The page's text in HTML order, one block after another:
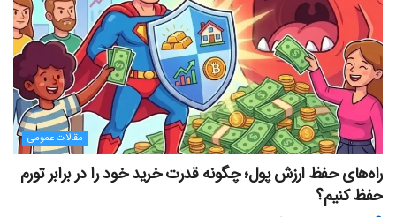
مقالات عمومی
راه‌های حفظ ارزش پول؛ چگونه قدرت خرید خود را در برابر تورم
حفظ کنیم؟